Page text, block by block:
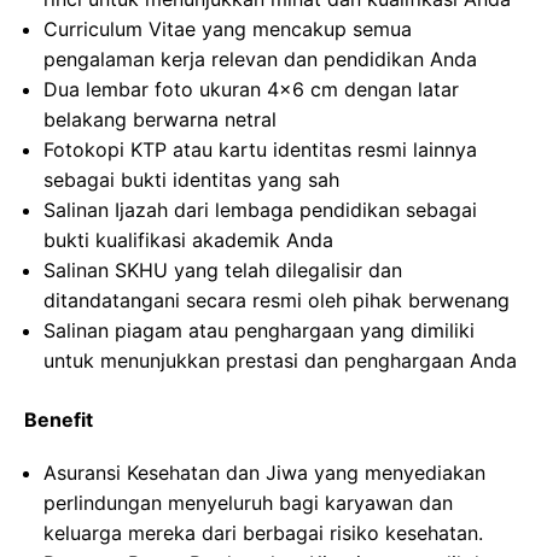
Curriculum Vitae yang mencakup semua
pengalaman kerja relevan dan pendidikan Anda
Dua lembar foto ukuran 4×6 cm dengan latar
belakang berwarna netral
Fotokopi KTP atau kartu identitas resmi lainnya
sebagai bukti identitas yang sah
Salinan Ijazah dari lembaga pendidikan sebagai
bukti kualifikasi akademik Anda
Salinan SKHU yang telah dilegalisir dan
ditandatangani secara resmi oleh pihak berwenang
Salinan piagam atau penghargaan yang dimiliki
untuk menunjukkan prestasi dan penghargaan Anda
Benefit
Asuransi Kesehatan dan Jiwa yang menyediakan
perlindungan menyeluruh bagi karyawan dan
keluarga mereka dari berbagai risiko kesehatan.